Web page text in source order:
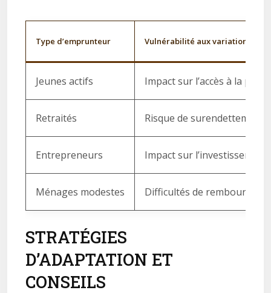
Type d’emprunteur Vulnérabilité aux variations des
Jeunes actifs Impact sur l’accès à la
Retraités Risque de surendettement
Entrepreneurs Impact sur l’investissement
Ménages modestes Difficultés de
STRATÉGIES
D’ADAPTATION ET
CONSEILS